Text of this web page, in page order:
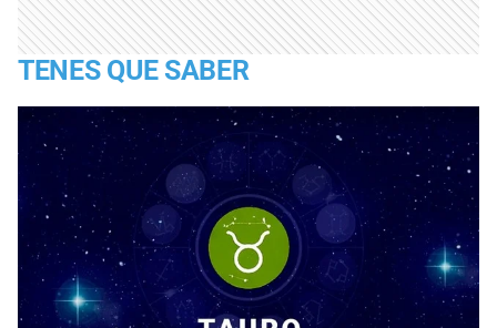
TENES QUE SABER